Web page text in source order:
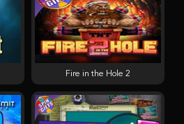
Fire in the Hole 2